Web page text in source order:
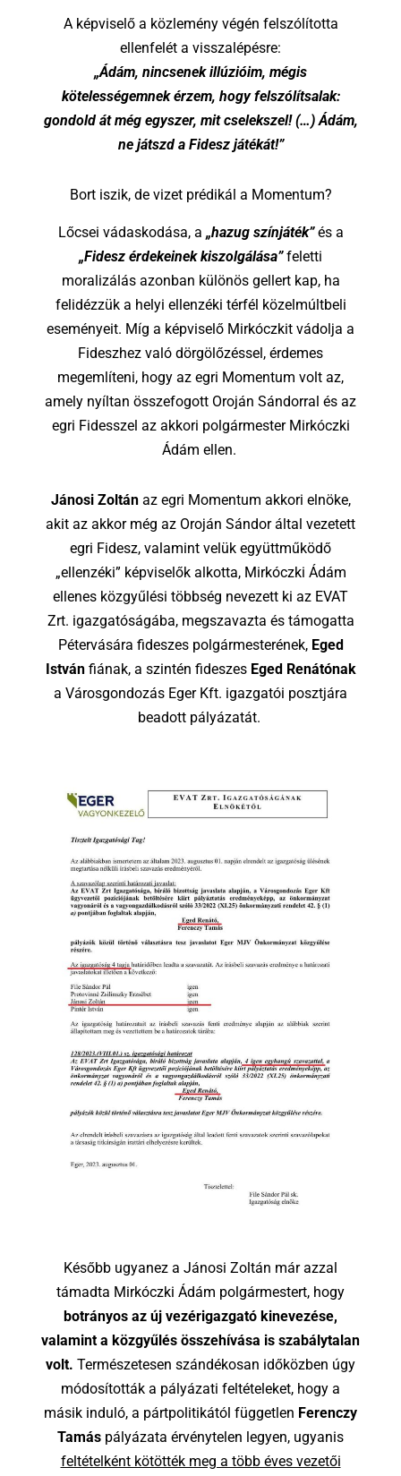
A képviselő a közlemény végén felszólította
ellenfelét a visszalépésre:
„Ádám, nincsenek illúzióim, mégis
kötelességemnek érzem, hogy felszólítsalak:
gondold át még egyszer, mit cselekszel! (…) Ádám,
ne játszd a Fidesz játékát!”
Bort iszik, de vizet prédikál a Momentum?
Lőcsei vádaskodása, a „hazug színjáték”és a
„Fidesz érdekeinek kiszolgálása”feletti
moralizálás azonban különös gellert kap, ha
felidézzük a helyi ellenzéki térfél közelmúltbeli
eseményeit. Míg a képviselő Mirkóczkit vádolja a
Fideszhez való dörgölőzéssel, érdemes
megemlíteni, hogy az egri Momentum volt az,
amely nyíltan összefogott Oroján Sándorral és az
egri Fidesszel az akkori polgármester Mirkóczki
Ádám ellen.
Jánosi Zoltánaz egri Momentum akkori elnöke,
akit az akkor még az Oroján Sándor által vezetett
egri Fidesz, valamint velük együttműködő
„ellenzéki” képviselők alkotta, Mirkóczki Ádám
ellenes közgyűlési többség nevezett ki az EVAT
Zrt. igazgatóságába, megszavazta és támogatta
Pétervására fideszes polgármesterének, Eged
Istvánfiának, a szintén fideszes Eged Renátónak
a Városgondozás Eger Kft. igazgatói posztjára
beadott pályázatát.
Később ugyanez a Jánosi Zoltán már azzal
támadta Mirkóczki Ádám polgármestert, hogy
botrányos az új vezérigazgató kinevezése,
valamint a közgyűlés összehívása is szabálytalan
volt. Természetesen szándékosan időközben úgy
módosították a pályázati feltételeket, hogy a
másik induló, a pártpolitikától független Ferenczy
Tamás pályázata érvénytelen legyen, ugyanis
feltételként kötötték meg a több éves vezetői